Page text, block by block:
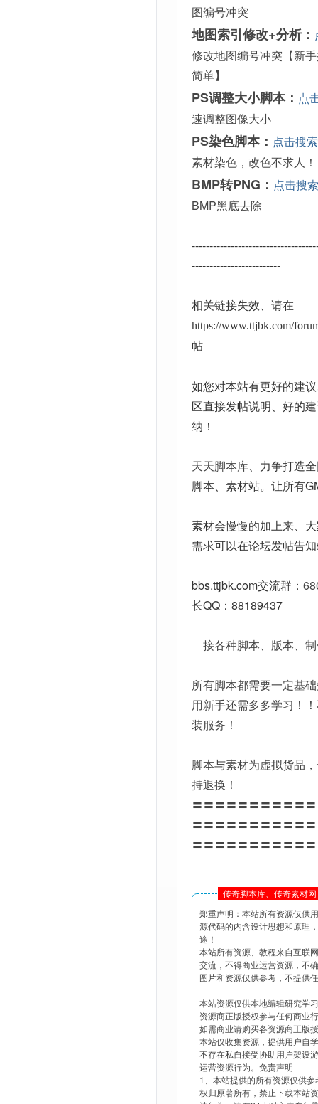
图编号冲突
地图索引修改+分析：
修改地图编号冲突【新
简单】
PS调整大小脚本： 点
速调整图像大小
PS染色脚本： 点击搜索
素材染色，改色不求人！
BMP转PNG： 点击搜索
BMP黑底去除
-------------------------
相关链接失效、请在
https://www.ttjbk.com/
帖
如您对本站有更好的建
区直接发帖说明、好的
纳！
天天脚本库、力争打造
脚本、素材站。让所有
素材会慢慢的加上来、
需求可以在论坛发帖告
bbs.ttjbk.com交流群：
长QQ：88189437
接各种脚本、版本、
所有脚本都需要一定基
用新手还需多多学习！
装服务！
脚本与素材为虚拟货品
持退换！
〓〓〓〓〓〓〓〓〓〓
〓〓〓〓〓〓〓〓〓〓
〓〓〓〓〓〓〓〓〓〓
传奇脚本库、传奇素材
郑重声明：本站所有资源仅供
源代码的内含设计思想和原理
途！
本站所有资源、教程来自互联
交流，不得商业运营资源，不
图片和资源仅供参考，不提供
本站资源仅供本地编辑研究学
资源商正版授权参与任何商业
如需商业请购买各资源商正版
本站仅收集资源，提供用户自
不存在私自接受协助用户架设
运营资源行为。免责声明
1、本站提供的所有资源仅供
权归原著所有，禁止下载本站